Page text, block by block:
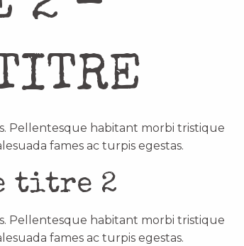
Pellentesque habitant morbi tristique
fames ac turpis egestas.
titre 2
Pellentesque habitant morbi tristique
fames ac turpis egestas.